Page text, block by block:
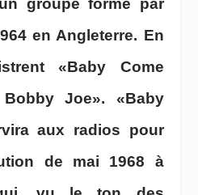
groupe formé par
en Angleterre. En
«Baby Come
Joe». «Baby
aux radios pour
de mai 1968 à